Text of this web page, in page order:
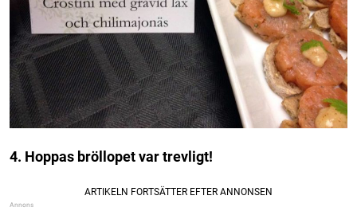
4. Hoppas bröllopet var trevligt!